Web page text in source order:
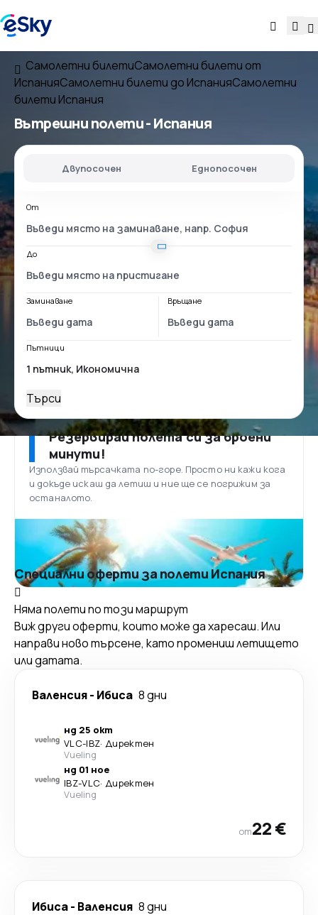
Самолетни билетиСамолетни билети от
ИспанияСамолетни билети до ИспанияСамолетни
билети Испания
Вътрешни полети -Испания
Двупосочен Еднопосочен
От
До
Заминаване Връщане
Пътници
Търси
Резервирай полета си за броени
минути!
Използвай търсачката по-горе. Просто ни кажи кога
и докъде искаш да летиш и ние ще се погрижим за
останалото.
Специални оферти за полети Испания
Няма полети по този маршрут
Виж други оферти, които може да харесаш. Или
направи ново търсене, като промениш летището
или датата.
Валенсия- Ибиса 8 дни
нд 25 окт
VLC-IBZ· Директен
Vueling
нд 01 ное
IBZ-VLC· Директен
Vueling
от22 €
Ибиса- Валенсия 8 дни